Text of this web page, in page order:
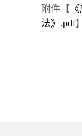
附件【
法》.pdf】